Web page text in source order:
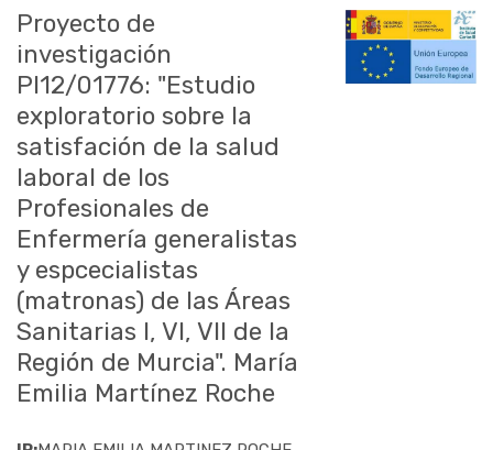
ACCESO PERSONAL
Proyecto de
investigación
PI12/01776: "Estudio
exploratorio sobre la
satisfación de la salud
laboral de los
Profesionales de
Enfermería generalistas
y espcecialistas
(matronas) de las Áreas
Sanitarias I, VI, VII de la
Región de Murcia". María
Emilia Martínez Roche